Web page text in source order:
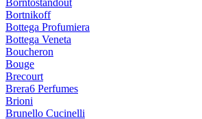
Borntostandout
Bortnikoff
Bottega Profumiera
Bottega Veneta
Boucheron
Bouge
Brecourt
Brera6 Perfumes
Brioni
Brunello Cucinelli